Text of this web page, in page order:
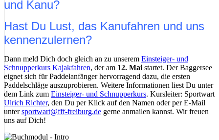
und Kanu?
Hast Du Lust, das Kanufahren und uns
kennenzulernen?
Dann meld Dich doch gleich an zu unserem Einsteiger- und
Schnupperkurs Kajakfahren, der am 12. Mai startet. Der Baggersee
eignet sich für Paddelanfänger hervorragend dazu, die ersten
Paddelschläge auszuprobieren. Weitere Informationen liest Du unter
dem Link zum Einsteiger- und Schnupperkurs. Kursleiter: Sportwart
Ulrich Richter, den Du per Klick auf den Namen oder per E-Mail
untersportwart@fff-freiburg.de gerne anmailen kannst. Wir freuen
uns auf Dich!